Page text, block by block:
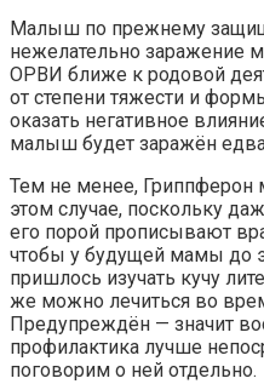
Малыш по прежнему
нежелательно заражение
ОРВИ ближе к родовой
от степени тяжести и
оказать негативное
малыш будет заражён
Тем не менее,
этом случае, поскольку
его порой прописывают
чтобы у будущей мамы до
пришлось изучать кучу
же можно лечиться во
Предупреждён — значит
профилактика лучше
поговорим о ней отдельно.